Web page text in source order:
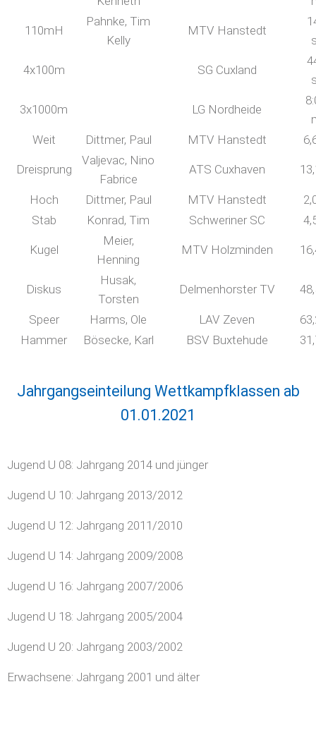
110mH
Pahnke, Tim
Kelly
MTV Hanstedt
4x100m SG Cuxland
3x1000m LG Nordheide
Weit
Dittmer, Paul MTV Hanstedt
Dreisprung
Valjevac, Nino
Fabrice
ATS Cuxhaven
Hoch Dittmer, Paul MTV Hanstedt
Stab
Konrad, Tim Schweriner SC
Kugel
Meier,
Henning
MTV Holzminden
Diskus
Husak,
Torsten
Delmenhorster TV
Speer Harms, Ole LAV Zeven
Hammer
Bösecke, Karl BSV Buxtehude
Jahrgangseinteilung Wettkampfklassen ab
01.01.2021
Jugend U 08: Jahrgang 2014 und jünger
Jugend U 10: Jahrgang 2013/2012
Jugend U 12: Jahrgang 2011/2010
Jugend U 14: Jahrgang 2009/2008
Jugend U 16: Jahrgang 2007/2006
Jugend U 18: Jahrgang 2005/2004
Jugend U 20: Jahrgang 2003/2002
Erwachsene: Jahrgang 2001 und älter